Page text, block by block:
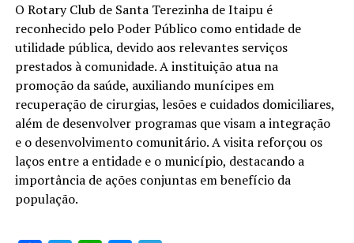
O Rotary Club de Santa Terezinha de Itaipu é
reconhecido pelo Poder Público como entidade de
utilidade pública, devido aos relevantes serviços
prestados à comunidade. A instituição atua na
promoção da saúde, auxiliando munícipes em
recuperação de cirurgias, lesões e cuidados domiciliares,
além de desenvolver programas que visam a integração
e o desenvolvimento comunitário. A visita reforçou os
laços entre a entidade e o município, destacando a
importância de ações conjuntas em benefício da
população.